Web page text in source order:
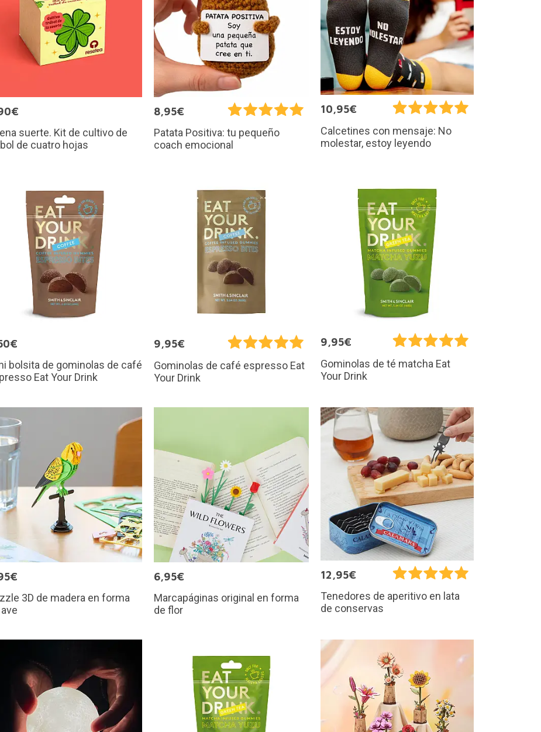
suerte. Kit de cultivo de
de cuatro hojas
8,95€
Patata Positiva: tu pequeño
coach emocional
10,95€
Calcetines con mensaje: No
molestar, estoy leyendo
bolsita de gominolas de café
Eat Your Drink
9,95€
Gominolas de café espresso Eat
Your Drink
9,95€
Gominolas de té matcha Eat
Your Drink
3D de madera en forma
6,95€
Marcapáginas original en forma
de flor
12,95€
Tenedores de aperitivo en lata
de conservas